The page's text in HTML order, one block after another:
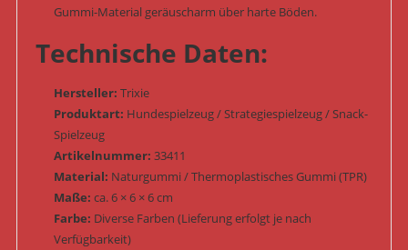
Gummi-Material geräuscharm über harte Böden.
Technische Daten:
Hersteller: Trixie
Produktart: Hundespielzeug / Strategiespielzeug / Snack-
Spielzeug
Artikelnummer: 33411
Material: Naturgummi / Thermoplastisches Gummi (TPR)
Maße: ca. 6 × 6 × 6 cm
Farbe: Diverse Farben (Lieferung erfolgt je nach
Verfügbarkeit)